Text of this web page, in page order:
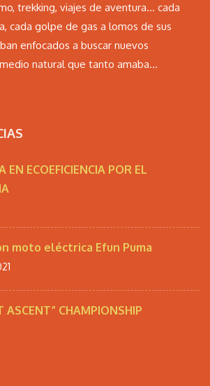
trekking, viajes de aventura… cada
cada golpe de gas a lomos de sus
enfocados a buscar nuevos
natural que tanto amaba...
EN ECOEFICIENCIA POR EL
moto eléctrica Efun Puma
ASCENT” CHAMPIONSHIP